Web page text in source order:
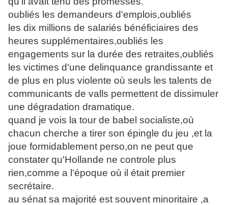
oubliés les demandeurs d'emplois,oubliés
les dix millions de salariés bénéficiaires des
heures supplémentaires,oubliés les
engagements sur la durée des retraites,oubliés
les victimes d'une delinquance grandissante et
de plus en plus violente où seuls les talents de
communicants de valls permettent de dissimuler
une dégradation dramatique.
quand je vois la tour de babel socialiste,où
chacun cherche a tirer son épingle du jeu ,et la
joue formidablement perso,on ne peut que
constater qu'Hollande ne controle plus
rien,comme a l'époque où il était premier
secrétaire.
au sénat sa majorité est souvent minoritaire ,a